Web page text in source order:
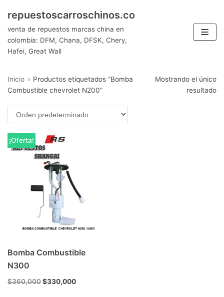
Saltar
contenido
repuestoscarroschinos.co
venta de repuestos marcas china en
colombia: DFM, Chana, DFSK, Chery,
Hafei, Great Wall
Inicio » Productos etiquetados “Bomba
Combustible chevrolet N200”
Mostrando el único
resultado
¡Oferta!
Bomba Combustible
N300
$360,000$330,000